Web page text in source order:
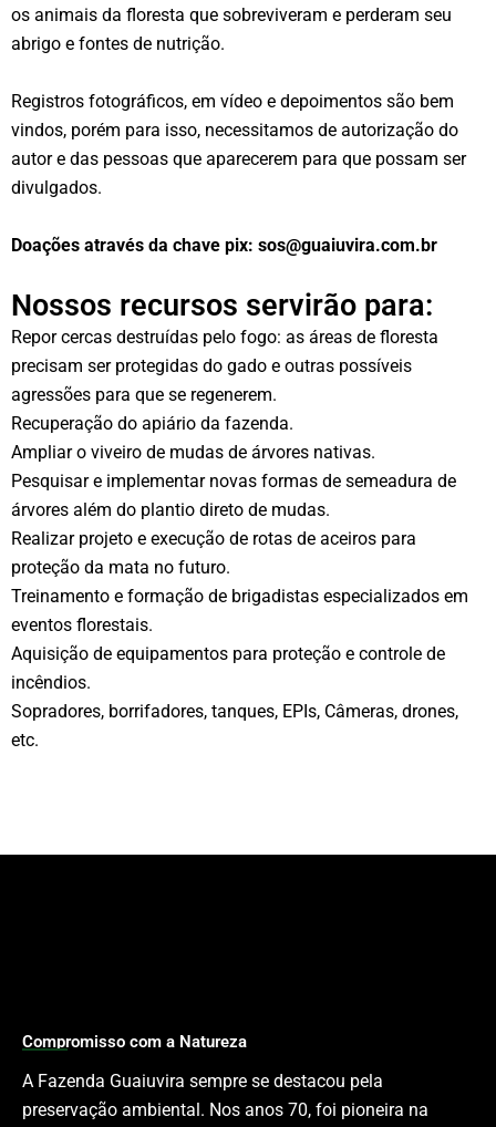
os animais da floresta que sobreviveram e perderam seu
abrigo e fontes de nutrição.
Registros fotográficos, em vídeo e depoimentos são bem
vindos, porém para isso, necessitamos de autorização do
autor e das pessoas que aparecerem para que possam ser
divulgados.
Doações através da chave pix: sos@guaiuvira.com.br
Nossos recursos servirão para:
Repor cercas destruídas pelo fogo: as áreas de floresta
precisam ser protegidas do gado e outras possíveis
agressões para que se regenerem.
Recuperação do apiário da fazenda.
Ampliar o viveiro de mudas de árvores nativas.
Pesquisar e implementar novas formas de semeadura de
árvores além do plantio direto de mudas.
Realizar projeto e execução de rotas de aceiros para
proteção da mata no futuro.
Treinamento e formação de brigadistas especializados em
eventos florestais.
Aquisição de equipamentos para proteção e controle de
incêndios.
Sopradores, borrifadores, tanques, EPIs, Câmeras, drones,
etc.
Compromisso com a Natureza
A Fazenda Guaiuvira sempre se destacou pela
preservação ambiental. Nos anos 70, foi pioneira na